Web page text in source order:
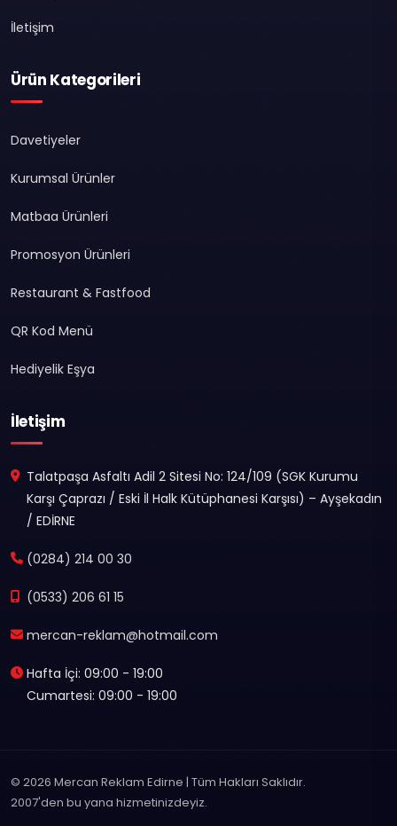
İletişim
Ürün Kategorileri
Davetiyeler
Kurumsal Ürünler
Matbaa Ürünleri
Promosyon Ürünleri
Restaurant & Fastfood
QR Kod Menü
Hediyelik Eşya
İletişim
Talatpaşa Asfaltı Adil 2 Sitesi No: 124/109 (SGK Kurumu
Karşı Çaprazı / Eski İl Halk Kütüphanesi Karşısı) – Ayşekadın
/ EDİRNE
(0284) 214 00 30
(0533) 206 61 15
mercan-reklam@hotmail.com
Hafta İçi: 09:00 - 19:00
Cumartesi: 09:00 - 19:00
© 2026 Mercan Reklam Edirne | Tüm Hakları Saklıdır.
2007'den bu yana hizmetinizdeyiz.